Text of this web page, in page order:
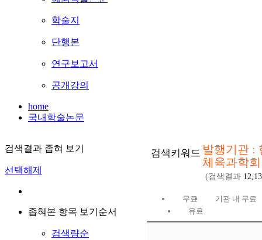
학술지
단행본
연구보고서
공개강의
home
국내학술논문
검색결과 좁혀 보기
선택해제
좁혀본 항목 보기순서
검색량순
검색키워드 발행기관 :
체육과학회
(검색결과
무료
기관 내 무료
유료